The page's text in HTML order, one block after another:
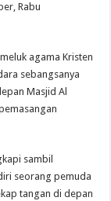
Rabu
agama Kristen
sebangsanya
Masjid Al
sambil
seorang pemuda
tangan di depan